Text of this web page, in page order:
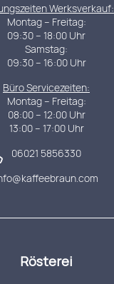
Werksverkauf:
Montag – Freitag:
09:30 – 18:00 Uhr
Samstag:
09:30 – 16:00 Uhr
Büro Servicezeiten:
Montag – Freitag:
08:00 – 12:00 Uhr
13:00 – 17:00 Uhr
06021 5856330
Rösterei